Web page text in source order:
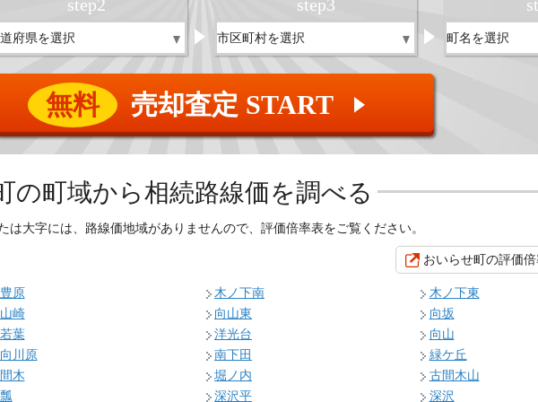
step2 step3
無料 売却査定 START ▲
の町域から相続路線価を調べる
は大字には、路線価地域がありませんので、評価倍率表をご覧ください。
おいらせ町の評価
豊原 木ノ下南
木ノ下東
山崎
向山東
向坂
若葉
洋光台
向山
向川原
南下田
緑ケ丘
間木
堀ノ内
古間木山
瓢
深沢平 深沢